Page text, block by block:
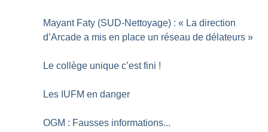
Mayant Faty (SUD-Nettoyage) : « La direction
d’Arcade a mis en place un réseau de délateurs »
Le collège unique c’est fini !
Les IUFM en danger
OGM : Fausses informations...